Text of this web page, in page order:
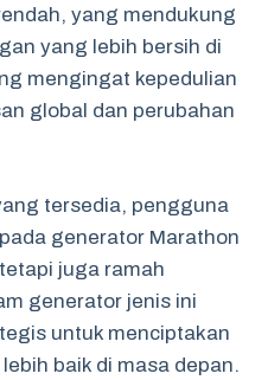
yang mendukung
yang lebih bersih di
mengingat kepedulian
global dan perubahan
tersedia, pengguna
generator Marathon
juga ramah
generator jenis ini
untuk menciptakan
baik di masa depan.